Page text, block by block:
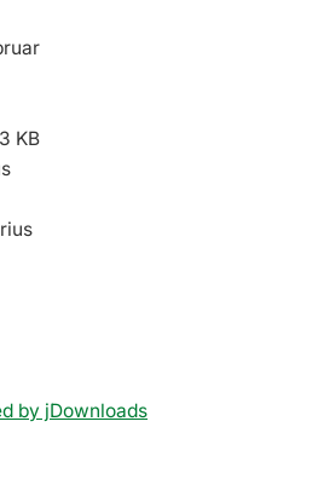
KB
by jDownloads